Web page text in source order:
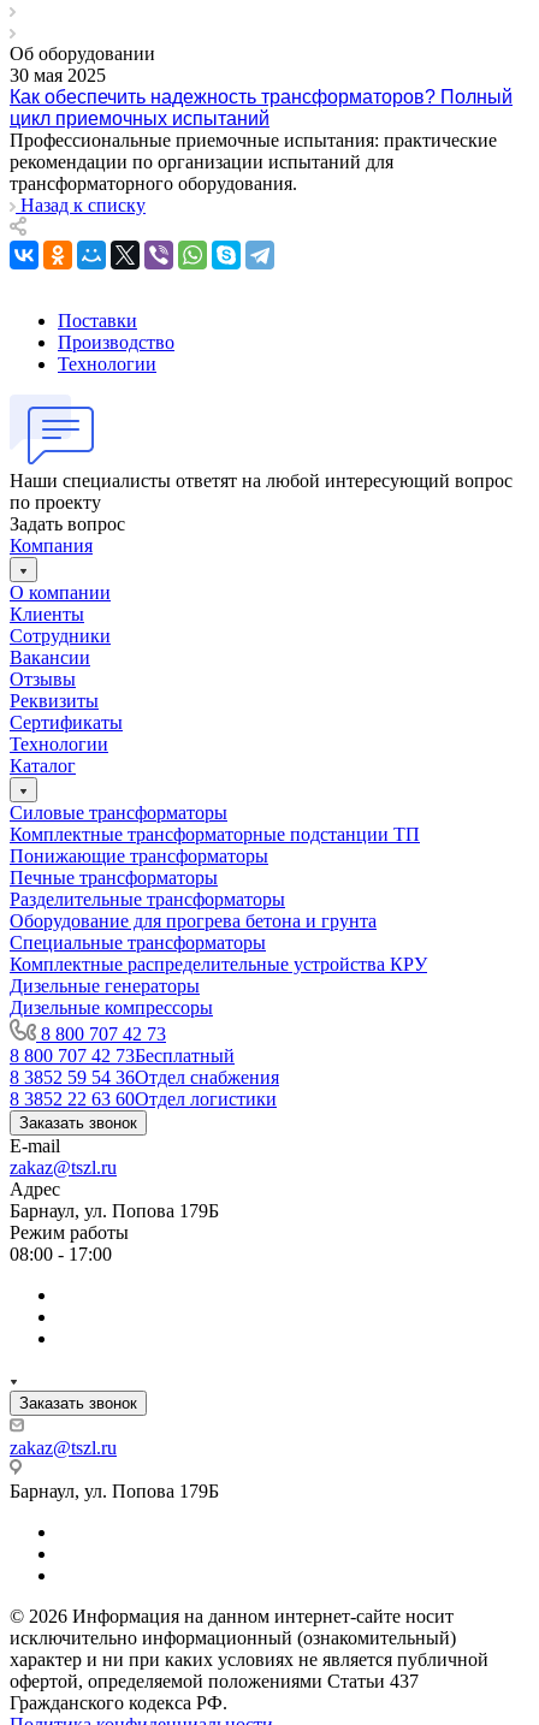
Об оборудовании
30 мая 2025
Как обеспечить надежность трансформаторов? Полный
цикл приемочных испытаний
Профессиональные приемочные испытания: практические
рекомендации по организации испытаний для
трансформаторного оборудования.
Назад к списку
Поставки
Производство
Технологии
Наши специалисты ответят на любой интересующий вопрос
по проекту
Задать вопрос
Компания
О компании
Клиенты
Сотрудники
Вакансии
Отзывы
Реквизиты
Сертификаты
Технологии
Каталог
Силовые трансформаторы
Комплектные трансформаторные подстанции ТП
Понижающие трансформаторы
Печные трансформаторы
Разделительные трансформаторы
Оборудование для прогрева бетона и грунта
Специальные трансформаторы
Комплектные распределительные устройства КРУ
Дизельные генераторы
Дизельные компрессоры
8 800 707 42 73
8 800 707 42 73Бесплатный
8 3852 59 54 36Отдел снабжения
8 3852 22 63 60Отдел логистики
Заказать звонок
E-mail
zakaz@tszl.ru
Адрес
Барнаул, ул. Попова 179Б
Режим работы
08:00 - 17:00
Заказать звонок
zakaz@tszl.ru
Барнаул, ул. Попова 179Б
© 2026 Информация на данном интернет-сайте носит
исключительно информационный (ознакомительный)
характер и ни при каких условиях не является публичной
офертой, определяемой положениями Статьи 437
Гражданского кодекса РФ.